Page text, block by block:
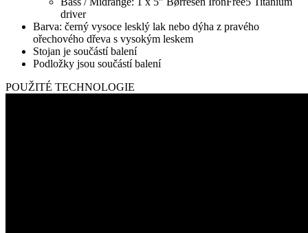
driver
Barva: černý vysoce lesklý lak nebo dýha z pravého
ořechového dřeva s vysokým leskem
Stojan je součástí balení
Podložky jsou součástí balení
POUŽITÉ TECHNOLOGIE